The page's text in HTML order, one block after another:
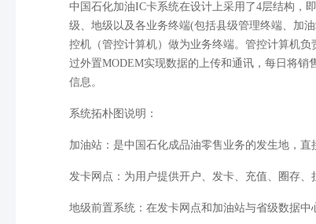
中国石化加油IC卡系统在设计上采用了4层结构，
级、地级以及各业务终端(包括县级管理终端、加
控机（管控计算机）做为业务终端。管控计算机负
过外置MODEM实现数据的上传和通讯，每日将销
信息。
系统拓朴图说明：
加油站：是中国石化成品油零售业务的发生地，直
发卡网点：为用户提供开户、发卡、充值、圈存、
地级前置系统：在发卡网点和加油站与省级数据中